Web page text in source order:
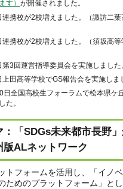
す） が開催されました。
携校が2校増えました。（諏訪二
携校が2校増えました。（須坂高
3回運営指導委員会を実施しました
田高等学校でGS報告会を実施しま
日全国高校生フォーラムで松本県ケ
た。
：「SDGs未来都市長野
版ALネットワーク
トフォームを活用し、「イノ
ためのプラットフォーム」とし